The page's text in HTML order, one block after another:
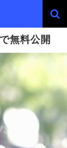
無料公開